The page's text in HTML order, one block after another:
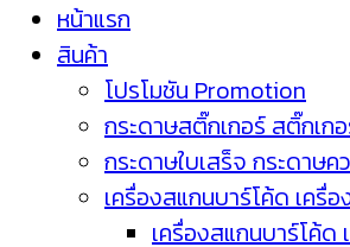
หน้าแรก
สินค้า
โปรโมชัน Promotion
กระดาษสติ๊กเกอร์ สติ๊กเก
กระดาษใบเสร็จ กระดาษค
เครื่องสแกนบาร์โค้ด เครื่
เครื่องสแกนบาร์โค้ด